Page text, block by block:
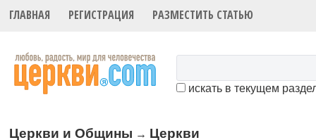
ГЛАВНАЯ РЕГИСТРАЦИЯ РАЗМЕСТИТЬ СТАТЬЮ
искать в текущем
Церкви и Общины → Церкви